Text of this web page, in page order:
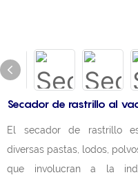
Secador de rastrillo al
El secador de rastrillo
diversas pastas, lodos,
que involucran a la